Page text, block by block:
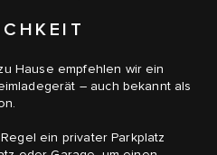
Hause empfehlen wir ein
– auch bekannt als
ein privater Parkplatz